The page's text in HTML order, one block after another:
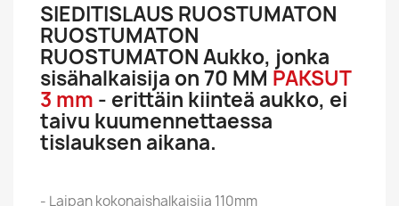
SIEDITISLAUS RUOSTUMATON
RUOSTUMATON
RUOSTUMATON Aukko, jonka
sisähalkaisija on 70 MM PAKSUT
3 mm - erittäin kiinteä aukko, ei
taivu kuumennettaessa
tislauksen aikana.
- Laipan kokonaishalkaisija 110mm